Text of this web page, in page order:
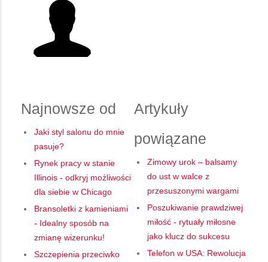
Najnowsze od
Jaki styl salonu do mnie
pasuje?
Rynek pracy w stanie
Illinois - odkryj możliwości
dla siebie w Chicago
Bransoletki z kamieniami
- Idealny sposób na
zmianę wizerunku!
Szczepienia przeciwko
Artykuły
powiązane
Zimowy urok – balsamy
do ust w walce z
przesuszonymi wargami
Poszukiwanie prawdziwej
miłość - rytuały miłosne
jako klucz do sukcesu
Telefon w USA: Rewolucja